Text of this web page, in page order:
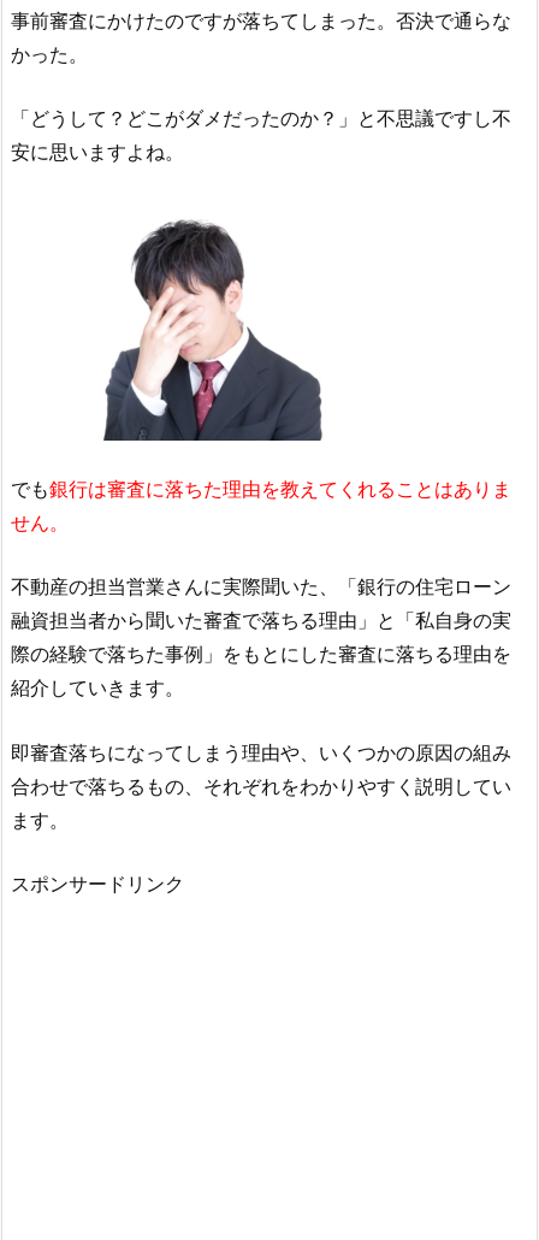
事前審査にかけたのですが落ちてしまった。否決で通らな
かった。
「どうして？どこがダメだったのか？」と不思議ですし不
安に思いますよね。
でも銀行は審査に落ちた理由を教えてくれることはありま
せん。
不動産の担当営業さんに実際聞いた、「銀行の住宅ローン
融資担当者から聞いた審査で落ちる理由」と「私自身の実
際の経験で落ちた事例」をもとにした審査に落ちる理由を
紹介していきます。
即審査落ちになってしまう理由や、いくつかの原因の組み
合わせで落ちるもの、それぞれをわかりやすく説明してい
ます。
スポンサードリンク